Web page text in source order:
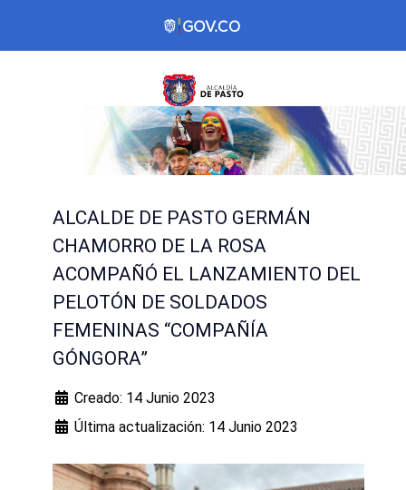
ALCALDE DE PASTO GERMÁN
CHAMORRO DE LA ROSA
ACOMPAÑÓ EL LANZAMIENTO DEL
PELOTÓN DE SOLDADOS
FEMENINAS “COMPAÑÍA
GÓNGORA”
Creado: 14 Junio 2023
Última actualización: 14 Junio 2023